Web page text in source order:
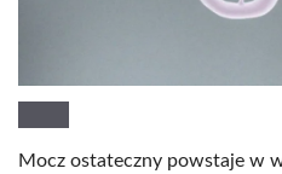
Mocz ostateczny powstaje w